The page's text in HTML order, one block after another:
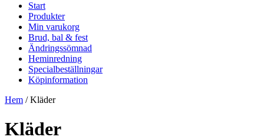
Start
Produkter
Min varukorg
Brud, bal & fest
Ändringssömnad
Heminredning
Specialbeställningar
Köpinformation
Hem / Kläder
Kläder